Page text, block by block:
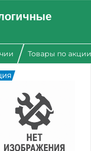
Товары по акции